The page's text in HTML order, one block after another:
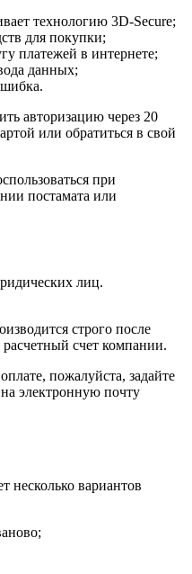
технологию 3D-Secure;
для покупки;
платежей в интернете;
данных;
авторизацию через 20
или обратиться в свой
при
постамата или
лиц.
строго после
счет компании.
пожалуйста, задайте
электронную почту
несколько вариантов